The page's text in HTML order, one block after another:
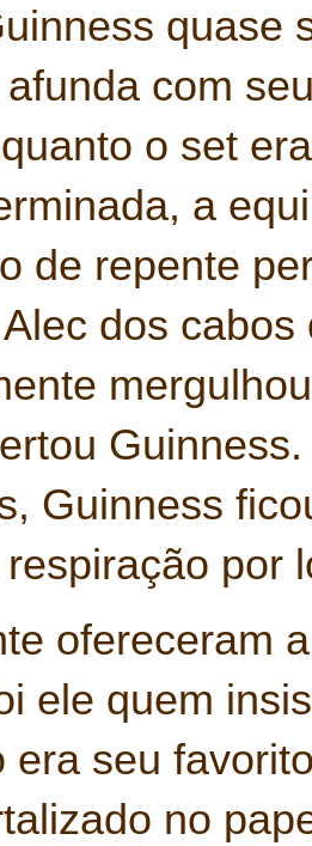
quase
com
o set
a
de repente
dos
Guinness
por
ofereceram
ele quem
era seu
no